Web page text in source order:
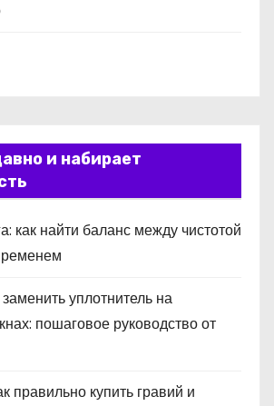
и набирает
как найти баланс между чистотой
уплотнитель на
пошаговое руководство от
правильно купить гравий и